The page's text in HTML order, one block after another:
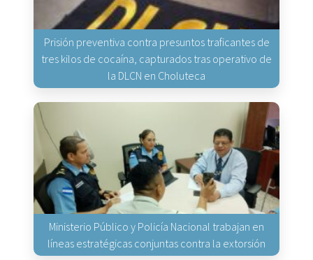
Prisión preventiva contra presuntos traficantes de
tres kilos de cocaína, capturados tras operativo de
la DLCN en Choluteca
Ministerio Público y Policía Nacional trabajan en
líneas estratégicas conjuntas contra la extorsión